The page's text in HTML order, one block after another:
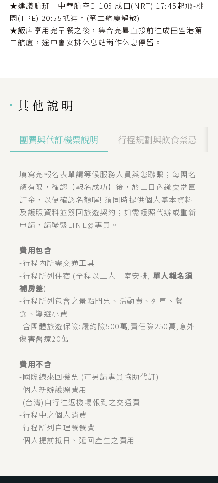
★建議航班：中華航空CI105 成田(NRT) 17:45起飛-桃
園(TPE) 20:55抵達。(第二航廈解散)
★飯店享用完早餐之後，集合完畢直接前往成田空港第
二航廈，途中會安排休息站稍作休息停留。
其他說明
團費與代訂機票說明 行程規劃與飲食禁忌
填寫完報名表單請等候服務人員與您聯繫；每團名
額有限，確認【報名成功】後，於三日內繳交當團
訂金，以便確認名額喔! 須同時提供個人基本資料
及護照資料並簽回旅遊契約；如需護照代辦或重新
申請，請聯繫LINE@專員。
費用包含
-行程內所需交通工具
-行程所列住宿 (全程以二人一室安排, 單人報名須
補房差)
-行程所列包含之景點門票、活動費、列車、餐
食、導遊小費
-含團體旅遊保險:履約險500萬,責任險250萬,意外
傷害醫療20萬
費用不含
-國際線來回機票 (可另請專員協助代訂)
-個人新辦護照費用
-(台灣)自行往返機場報到之交通費
-行程中之個人消費
-行程所列自理餐餐費
-個人提前抵日、延回產生之費用